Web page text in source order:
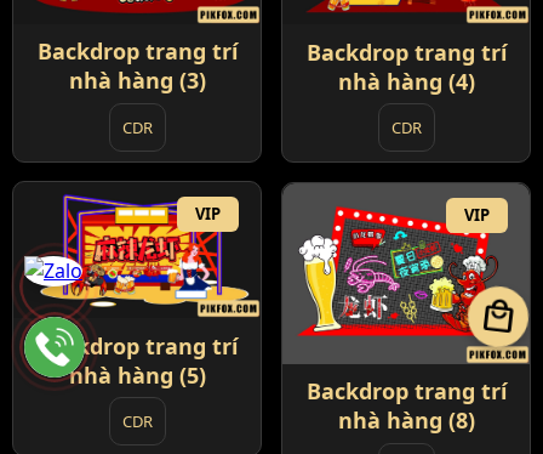
Backdrop trang trí
nhà hàng (3)
CDR
Backdrop trang trí
nhà hàng (4)
CDR
VIP
Backdrop trang trí
nhà hàng (5)
CDR
VIP
Backdrop trang trí
nhà hàng (8)
local_mall